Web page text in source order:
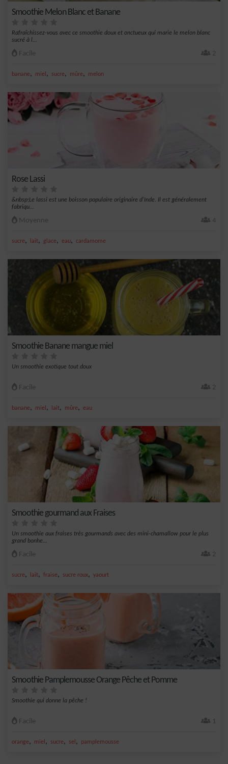
Smoothie Melon Blanc et Banane
Rafraîchissez-vous avec ce smoothie doux et onctueux qui marie le melon blanc
sucré à l...
Facile 2
banane, miel , sucre, mûre, melon
Rose Lassi
&nbsp;Le lassi est une boisson populaire originaire d'Inde. Il est généralement
fabriqu...
Moyenne 4
sucre, lait, glace, eau, cardamome
Smoothie Banane mangue miel
Un smoothie exotique tout doux
Facile 2
banane, miel , lait, mûre, eau
Smoothie gourmand aux Fraises
Un smoothie aux fraises très gourmands avec des mini-chamallow pour le plus
grand bonhe...
Facile 2
sucre, lait, fraise, sucre roux, yaourt
Smoothie Pamplemousse Orange Pêche et Pomme
Smoothie qui donne la pêche !
Facile 1
orange, miel , sucre, sel , pamplemousse